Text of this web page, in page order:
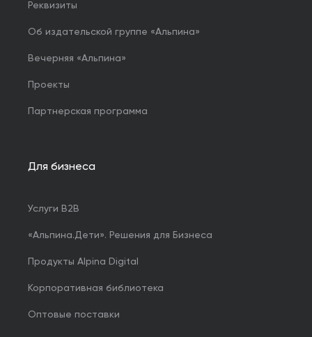
Реквизиты
Об издательской группе «Альпина»
Вечерняя «Альпина»
Проекты
Партнерская программа
Для бизнеса
Услуги B2B
«Альпина.Дети». Решения для Бизнеса
Продукты Alpina Digital
Корпоративная библиотека
Оптовые поставки